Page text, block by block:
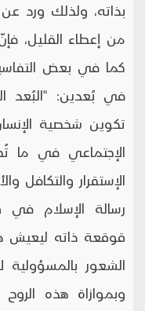
بذاته، ولذلك ورد
من إعطاء القليل،
كما في بعض
في بُعدين: "البُعد
تكوين شخصية
الإجتماعي في ما
الإستقرار والتكافل
رسالة الإسلام في
قوقعة ذاته ليعيش
الشعور بالمسؤولية
وبموازاة هذه